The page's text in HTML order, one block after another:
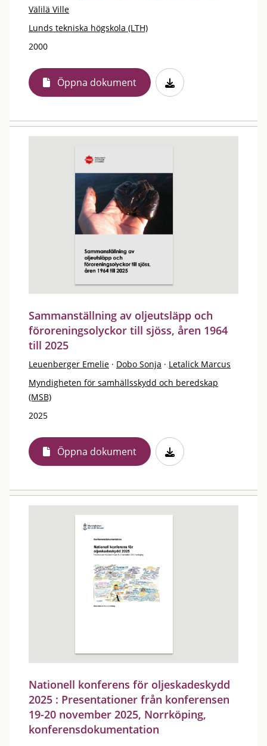
Välilä Ville
Lunds tekniska högskola (LTH)
2000
Öppna dokument
Sammanställning av oljeutsläpp och
föroreningsolyckor till sjöss, åren 1964
till 2025
Leuenberger Emelie · Dobo Sonja · Letalick Marcus
Myndigheten för samhällsskydd och beredskap
(MSB)
2025
Öppna dokument
Nationell konferens för oljeskadeskydd
2025 : Presentationer från konferensen
19-20 november 2025, Norrköping,
konferensdokumentation